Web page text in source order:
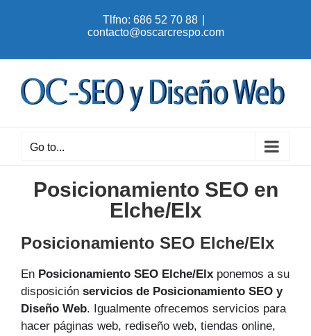
Tlfno: 686 52 70 88
contacto@oscarcrespo.com
Go to...
Posicionamiento SEO en
Elche/Elx
Posicionamiento SEO Elche/Elx
En Posicionamiento SEO Elche/Elx ponemos a su
disposición servicios de Posicionamiento SEO y
Diseño Web. Igualmente ofrecemos servicios para
hacer páginas web, rediseño web, tiendas online,